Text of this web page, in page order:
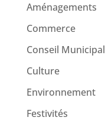
Aménagements
Commerce
Conseil Municipal
Culture
Environnement
Festivités